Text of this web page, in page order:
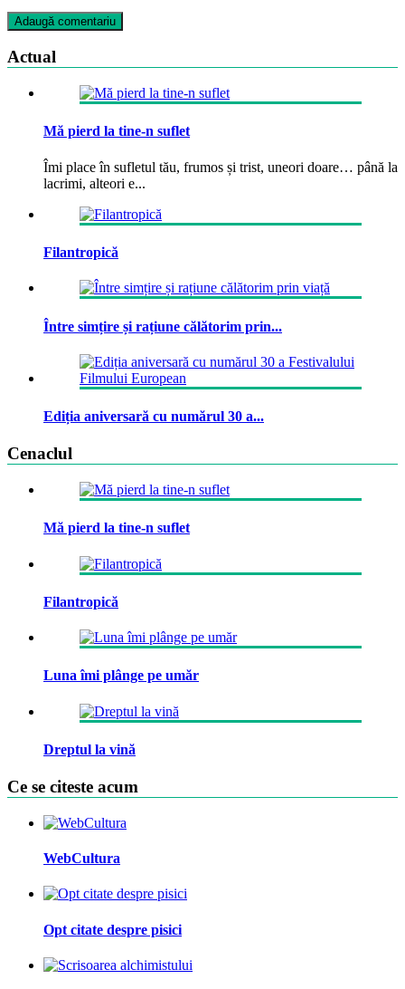
Actual
Mă pierd la tine-n suflet
Îmi place în sufletul tău, frumos și trist, uneori doare… până la
lacrimi, alteori e...
Filantropică
Între simțire și rațiune călătorim prin...
Ediția aniversară cu numărul 30 a...
Cenaclul
Mă pierd la tine-n suflet
Filantropică
Luna îmi plânge pe umăr
Dreptul la vină
Ce se citeste acum
WebCultura
Opt citate despre pisici